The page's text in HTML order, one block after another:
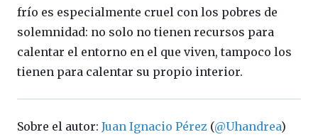
frío es especialmente cruel con los pobres de
solemnidad: no solo no tienen recursos para
calentar el entorno en el que viven, tampoco los
tienen para calentar su propio interior.
Sobre el autor: Juan Ignacio Pérez (@Uhandrea)